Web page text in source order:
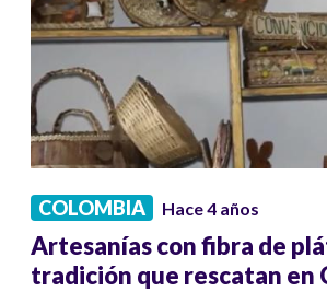
COLOMBIA Hace 4 años
Artesanías con fibra de
tradición que rescatan en